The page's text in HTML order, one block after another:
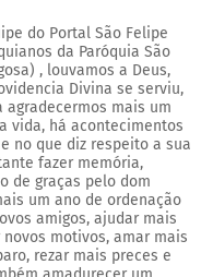
do Portal São Felipe
da Paróquia São
, louvamos a Deus,
Divina se serviu,
mais um
vida, há acontecimentos
no que diz respeito a sua
fazer memória,
de graças pelo dom
um ano de ordenação
amigos, ajudar mais
motivos, amar mais
rezar mais preces e